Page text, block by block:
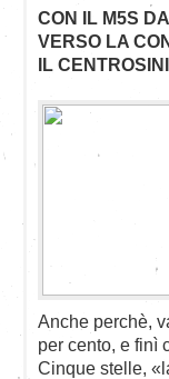
CON IL M5S
VERSO LA
IL
Anche perchè,
per cento, e finì
Cinque stelle,